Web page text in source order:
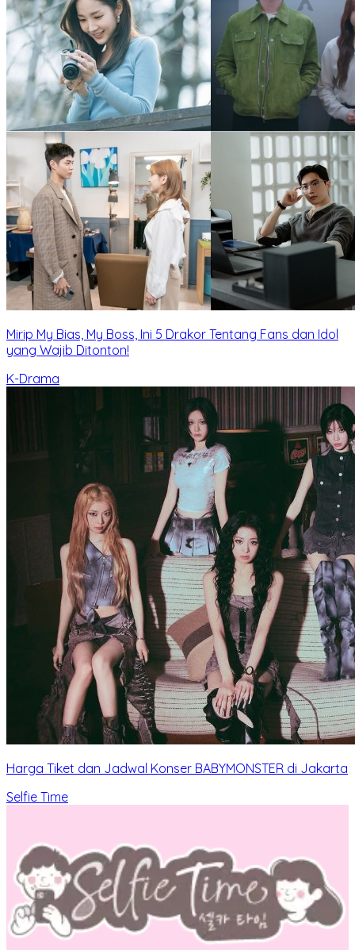
Mirip My Bias, My Boss, Ini 5 Drakor Tentang Fans dan Idol
yang Wajib Ditonton!
K-Drama
Harga Tiket dan Jadwal Konser BABYMONSTER di Jakarta
Selfie Time